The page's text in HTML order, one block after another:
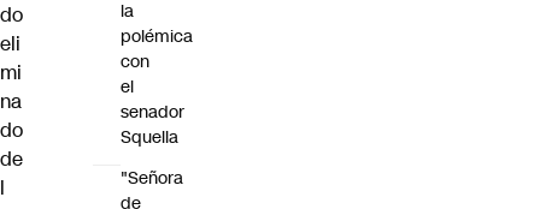
do
eli
mi
na
do
de
l
la
polémica
con
el
senador
Squella
"Señora
de